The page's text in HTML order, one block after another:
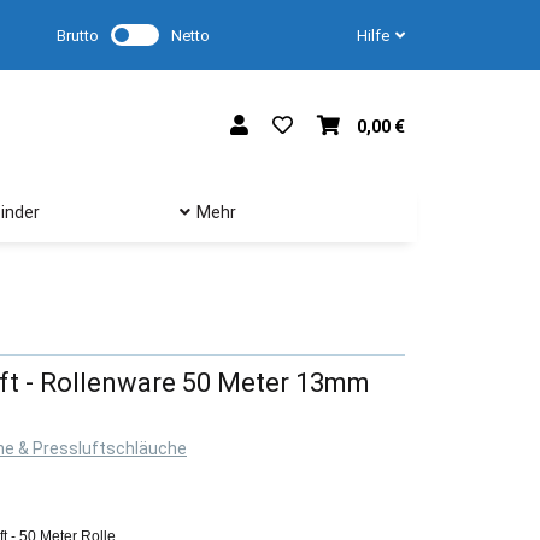
Brutto Netto Hilfe
0,00 €
Mehr
- Rollenware 50 Meter 13mm
& Pressluftschläuche
- 50 Meter Rolle